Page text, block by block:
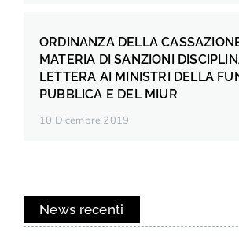
ORDINANZA DELLA
MATERIA DI SANZIONI
LETTERA AI MINISTRI DELLA
PUBBLICA E DEL MIUR
10 Dicembre 2019
News recenti